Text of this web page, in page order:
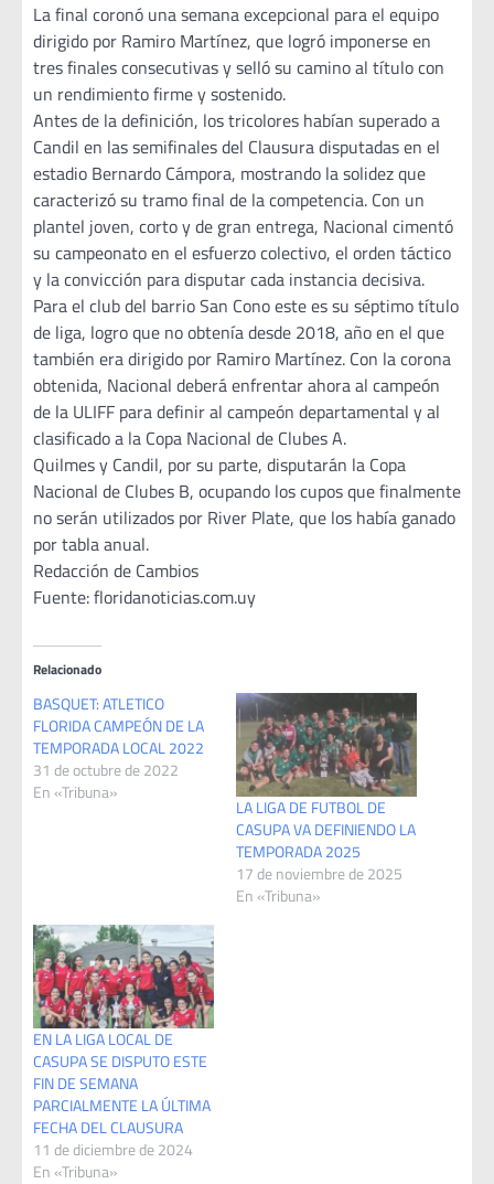
La final coronó una semana excepcional para el equipo
dirigido por Ramiro Martínez, que logró imponerse en
tres finales consecutivas y selló su camino al título con
un rendimiento firme y sostenido.
Antes de la definición, los tricolores habían superado a
Candil en las semifinales del Clausura disputadas en el
estadio Bernardo Cámpora, mostrando la solidez que
caracterizó su tramo final de la competencia. Con un
plantel joven, corto y de gran entrega, Nacional cimentó
su campeonato en el esfuerzo colectivo, el orden táctico
y la convicción para disputar cada instancia decisiva.
Para el club del barrio San Cono este es su séptimo título
de liga, logro que no obtenía desde 2018, año en el que
también era dirigido por Ramiro Martínez. Con la corona
obtenida, Nacional deberá enfrentar ahora al campeón
de la ULIFF para definir al campeón departamental y al
clasificado a la Copa Nacional de Clubes A.
Quilmes y Candil, por su parte, disputarán la Copa
Nacional de Clubes B, ocupando los cupos que finalmente
no serán utilizados por River Plate, que los había ganado
por tabla anual.
Redacción de Cambios
Fuente: floridanoticias.com.uy
Relacionado
BASQUET: ATLETICO
FLORIDA CAMPEÓN DE LA
TEMPORADA LOCAL 2022
31 de octubre de 2022
En «Tribuna»
LA LIGA DE FUTBOL DE
CASUPA VA DEFINIENDO LA
TEMPORADA 2025
17 de noviembre de 2025
En «Tribuna»
EN LA LIGA LOCAL DE
CASUPA SE DISPUTO ESTE
FIN DE SEMANA
PARCIALMENTE LA ÚLTIMA
FECHA DEL CLAUSURA
11 de diciembre de 2024
En «Tribuna»